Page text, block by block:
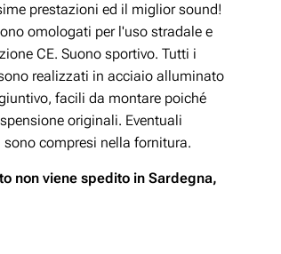
prestazioni ed il miglior sound!
omologati per l'uso stradale e
CE. Suono sportivo. Tutti i
realizzati in acciaio alluminato
facili da montare poiché
originali. Eventuali
compresi nella fornitura.
non viene spedito in Sardegna,